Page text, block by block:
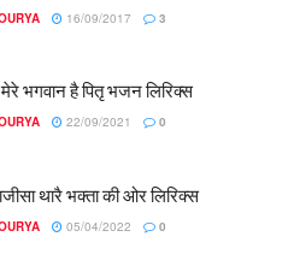
16/09/2017 3
भगवान है पितृ भजन लिरिक्स
22/09/2021 0
थारै भक्ता की ओर लिरिक्स
05/04/2022 0